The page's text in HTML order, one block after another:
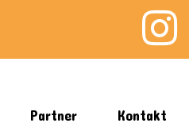
Partner Kontakt